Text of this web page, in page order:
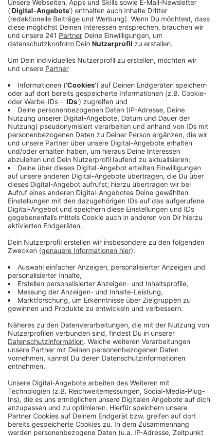
Mittlerweile sind an den Straßen in unserer Stadt
alle Flutschäden weitgehend behoben. An einigen
Brücken ist noch etwas zu tun.
Sperrungen gibt es aktuell noch an den Brücken
Talstraße und Biesenbach – die Arbeiten stehen aber
kurz vor dem Abschluss. Die Stadt rechnet damit, die
Straßen bis Ende März wieder öffnen zu können. Die
Brücke Wietscher Mühle befindet sich derzeit in
Planung und wird wohl erst 2024 fertig.
Verzögerungen gibt es auch für alle Leverkusener
Pendler, die auf die Freigabe der K2 zwischen
Burscheid und Hilgen warten: Die Strecke am
Paffenlöher Steffie vorbei sollte eigentlich im
Dezember fertig werden. Durch die Witterung
verzögert sich das aber auf Ende März.
Mehr Meldungen aus Leverkusen
Anzeige
Massiver Stellenabbau bei Kölner Autobauer Ford?
Leverkusen: Hundehalter sollen mit Steuer warten
Erneute Debatte um A1-Rastplatz in Leverkusen
Anzeige